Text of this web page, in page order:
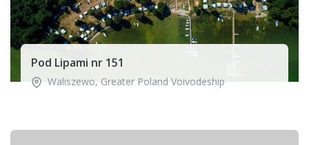
Pod Lipami nr 151
Waliszewo, Greater Poland Voivodeship